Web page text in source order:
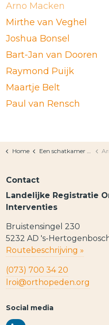
Arno Macken
Mirthe van Veghel
Joshua Bonsel
Bart-Jan van Dooren
Raymond Puijk
Maartje Belt
Paul van Rensch
Home Een schatkamer aan data
Contact
Landelijke Registratie
Interventies
Bruistensingel 230
5232 AD 's-
Routebeschrijving »
(073) 700 34 20
lroi@orthopeden.org
Social media